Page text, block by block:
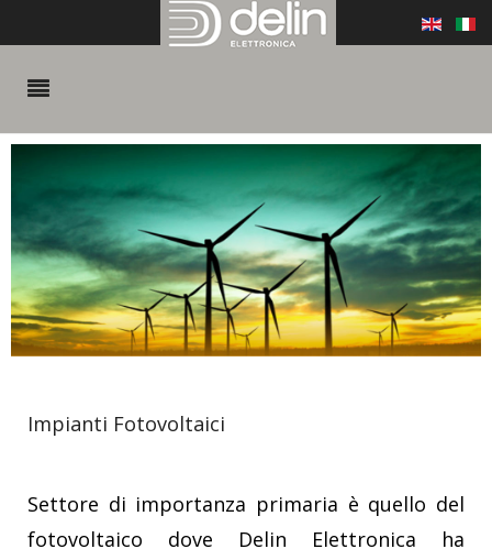
Impianti Fotovoltaici
Settore di importanza primaria è quello del
fotovoltaico dove Delin Elettronica ha